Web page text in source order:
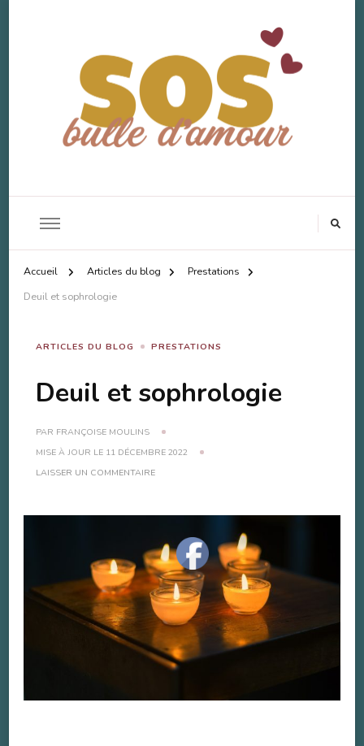
SOS Bulle d'Amour
Accueil Articles du blog
Prestations
Deuil et sophrologie
ARTICLES DU BLOG PRESTATIONS
Deuil et sophrologie
PAR FRANÇOISE MOULINS
MISE À JOUR LE 11 DÉCEMBRE 2022
LAISSER UN COMMENTAIRESUR